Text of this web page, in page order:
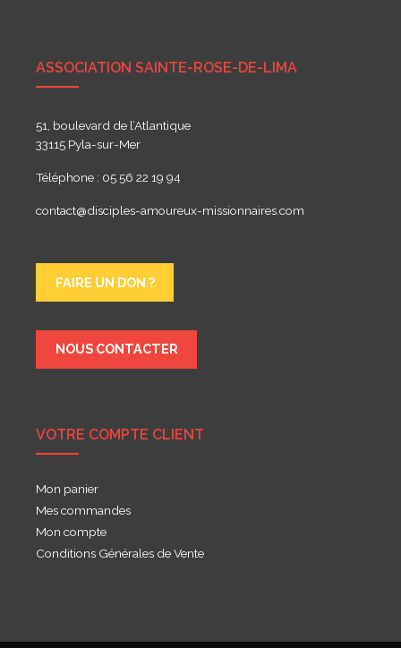
ASSOCIATION SAINTE-ROSE-DE-LIMA
51, boulevard de l’Atlantique
33115 Pyla-sur-Mer
Téléphone : 05 56 22 19 94
contact@disciples-amoureux-missionnaires.com
FAIRE UN DON ?
NOUS CONTACTER
VOTRE COMPTE CLIENT
Mon panier
Mes commandes
Mon compte
Conditions Générales de Vente